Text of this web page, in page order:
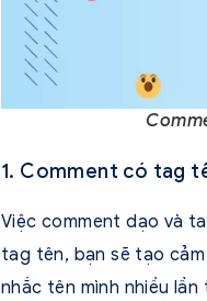
1. Comment có tag
Việc comment dạo và
tag tên, bạn sẽ tạo
nhắc tên mình nhiều